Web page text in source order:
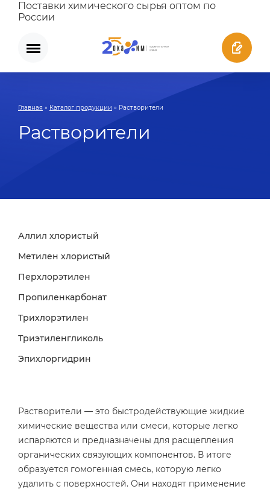
Поставки химического сырья оптом по
России
Главная » Каталог продукции » Растворители
Растворители
Аллил хлористый
Метилен хлористый
Перхлорэтилен
Пропиленкарбонат
Трихлорэтилен
Триэтиленгликоль
Эпихлоргидрин
Растворители — это быстродействующие жидкие
химические вещества или смеси, которые легко
испаряются и предназначены для расщепления
органических связующих компонентов. В итоге
образуется гомогенная смесь, которую легко
удалить с поверхностей. Они находят применение